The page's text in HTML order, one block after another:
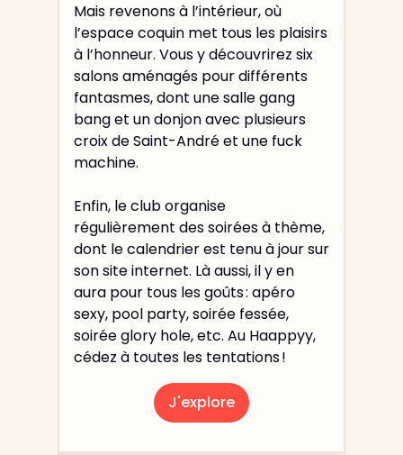
Mais revenons à l’intérieur, où
l’espace coquin met tous les plaisirs
à l’honneur. Vous y découvrirez six
salons aménagés pour différents
fantasmes, dont une salle gang
bang et un donjon avec plusieurs
croix de Saint-André et une fuck
machine.
Enfin, le club organise
régulièrement des soirées à thème,
dont le calendrier est tenu à jour sur
son site internet. Là aussi, il y en
aura pour tous les goûts : apéro
sexy, pool party, soirée fessée,
soirée glory hole, etc. Au Haappyy,
cédez à toutes les tentations !
J'explore